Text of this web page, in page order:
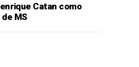
Catan como
MS